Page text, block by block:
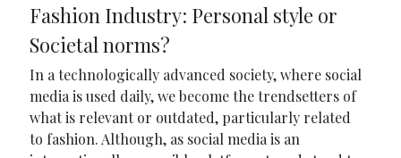
Fashion Industry: Personal style or
Societal norms?
In a technologically advanced society, where social
media is used daily, we become the trendsetters of
what is relevant or outdated, particularly related
to fashion. Although, as social media is an